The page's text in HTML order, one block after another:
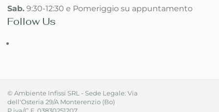
Sab. 9:30-12:30 e Pomeriggio su appuntamento
Follow Us
© Ambiente Infissi SRL - Sede Legale: Via
dell'Osteria 29/A Monterenzio (Bo)
P.iva/C.F. 03830251207